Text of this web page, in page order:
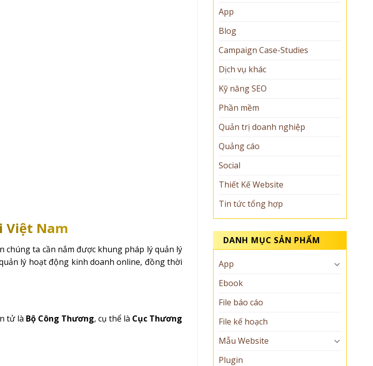
Việt Nam
chúng ta cần nắm được khung pháp lý quản lý
lý hoạt động kinh doanh online, đồng thời
tử là Bộ Công Thương, cụ thể là Cục Thương
App
Blog
Campaign Case-Studies
Dịch vụ khác
Kỹ năng SEO
Phần mềm
Quản trị doanh nghiệp
Quảng cáo
Social
Thiết Kế Website
Tin tức tổng hợp
DANH MỤC SẢN PHẨM
App
Ebook
File báo cáo
File kế hoạch
Mẫu Website
Plugin